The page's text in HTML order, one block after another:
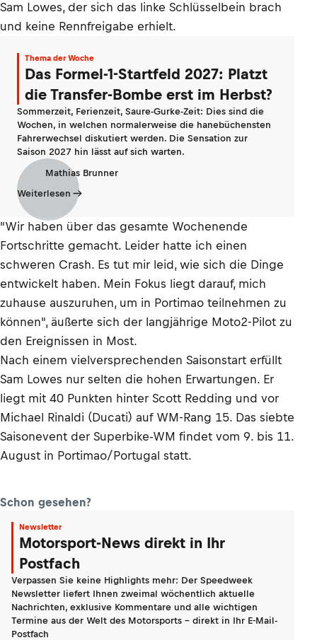
Sam Lowes, der sich das linke Schlüsselbein brach
und keine Rennfreigabe erhielt.
Thema der Woche
Das Formel-1-Startfeld 2027: Platzt
die Transfer-Bombe erst im Herbst?
Sommerzeit, Ferienzeit, Saure-Gurke-Zeit: Dies sind die
Wochen, in welchen normalerweise die hanebüchensten
Fahrerwechsel diskutiert werden. Die Sensation zur
Saison 2027 hin lässt auf sich warten.
Mathias Brunner
Weiterlesen
"Wir haben über das gesamte Wochenende
Fortschritte gemacht. Leider hatte ich einen
schweren Crash. Es tut mir leid, wie sich die Dinge
entwickelt haben. Mein Fokus liegt darauf, mich
zuhause auszuruhen, um in Portimao teilnehmen zu
können", äußerte sich der langjährige Moto2-Pilot zu
den Ereignissen in Most.
Nach einem vielversprechenden Saisonstart erfüllt
Sam Lowes nur selten die hohen Erwartungen. Er
liegt mit 40 Punkten hinter Scott Redding und vor
Michael Rinaldi (Ducati) auf WM-Rang 15. Das siebte
Saisonevent der Superbike-WM findet vom 9. bis 11.
August in Portimao/Portugal statt.
Schon gesehen?
Newsletter
Motorsport-News direkt in Ihr
Postfach
Verpassen Sie keine Highlights mehr: Der Speedweek
Newsletter liefert Ihnen zweimal wöchentlich aktuelle
Nachrichten, exklusive Kommentare und alle wichtigen
Termine aus der Welt des Motorsports - direkt in Ihr E-Mail-
Postfach